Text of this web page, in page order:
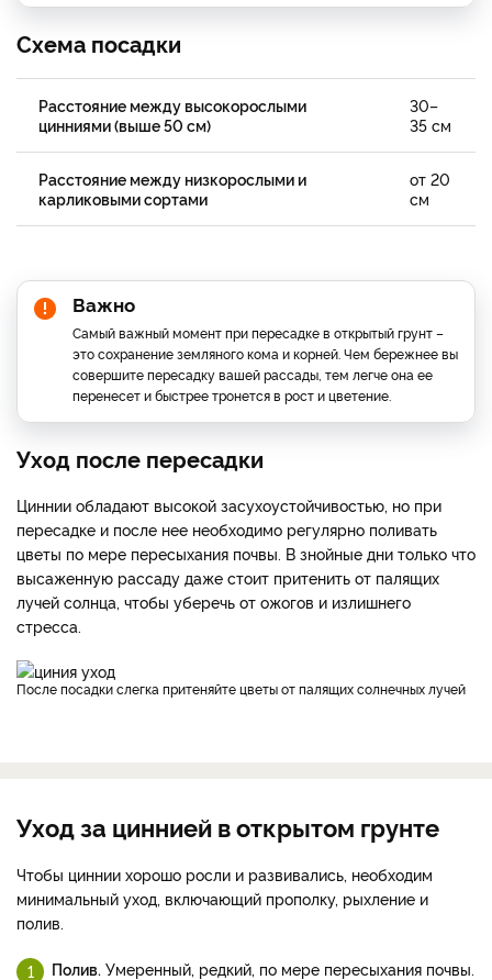
Схема посадки
Расстояние между высокорослыми
цинниями (выше 50 см)
30–
35 см
Расстояние между низкорослыми и
карликовыми сортами
от 20
см
Важно
Самый важный момент при пересадке в открытый грунт –
это сохранение земляного кома и корней. Чем бережнее вы
совершите пересадку вашей рассады, тем легче она ее
перенесет и быстрее тронется в рост и цветение.
Уход после пересадки
Циннии обладают высокой засухоустойчивостью, но при
пересадке и после нее необходимо регулярно поливать
цветы по мере пересыхания почвы. В знойные дни только что
высаженную рассаду даже стоит притенить от палящих
лучей солнца, чтобы уберечь от ожогов и излишнего
стресса.
После посадки слегка притеняйте цветы от палящих солнечных лучей
Уход за циннией в открытом грунте
Чтобы циннии хорошо росли и развивались, необходим
минимальный уход, включающий прополку, рыхление и
полив.
Полив. Умеренный, редкий, по мере пересыхания почвы.